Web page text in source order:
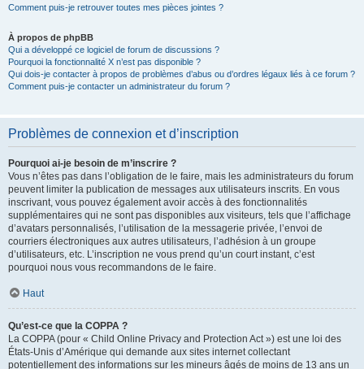
Comment puis-je retrouver toutes mes pièces jointes ?
À propos de phpBB
Qui a développé ce logiciel de forum de discussions ?
Pourquoi la fonctionnalité X n’est pas disponible ?
Qui dois-je contacter à propos de problèmes d’abus ou d’ordres légaux liés à ce forum ?
Comment puis-je contacter un administrateur du forum ?
Problèmes de connexion et d’inscription
Pourquoi ai-je besoin de m’inscrire ?
Vous n’êtes pas dans l’obligation de le faire, mais les administrateurs du forum
peuvent limiter la publication de messages aux utilisateurs inscrits. En vous
inscrivant, vous pouvez également avoir accès à des fonctionnalités
supplémentaires qui ne sont pas disponibles aux visiteurs, tels que l’affichage
d’avatars personnalisés, l’utilisation de la messagerie privée, l’envoi de
courriers électroniques aux autres utilisateurs, l’adhésion à un groupe
d’utilisateurs, etc. L’inscription ne vous prend qu’un court instant, c’est
pourquoi nous vous recommandons de le faire.
Haut
Qu’est-ce que la COPPA ?
La COPPA (pour « Child Online Privacy and Protection Act ») est une loi des
États-Unis d’Amérique qui demande aux sites internet collectant
potentiellement des informations sur les mineurs âgés de moins de 13 ans un